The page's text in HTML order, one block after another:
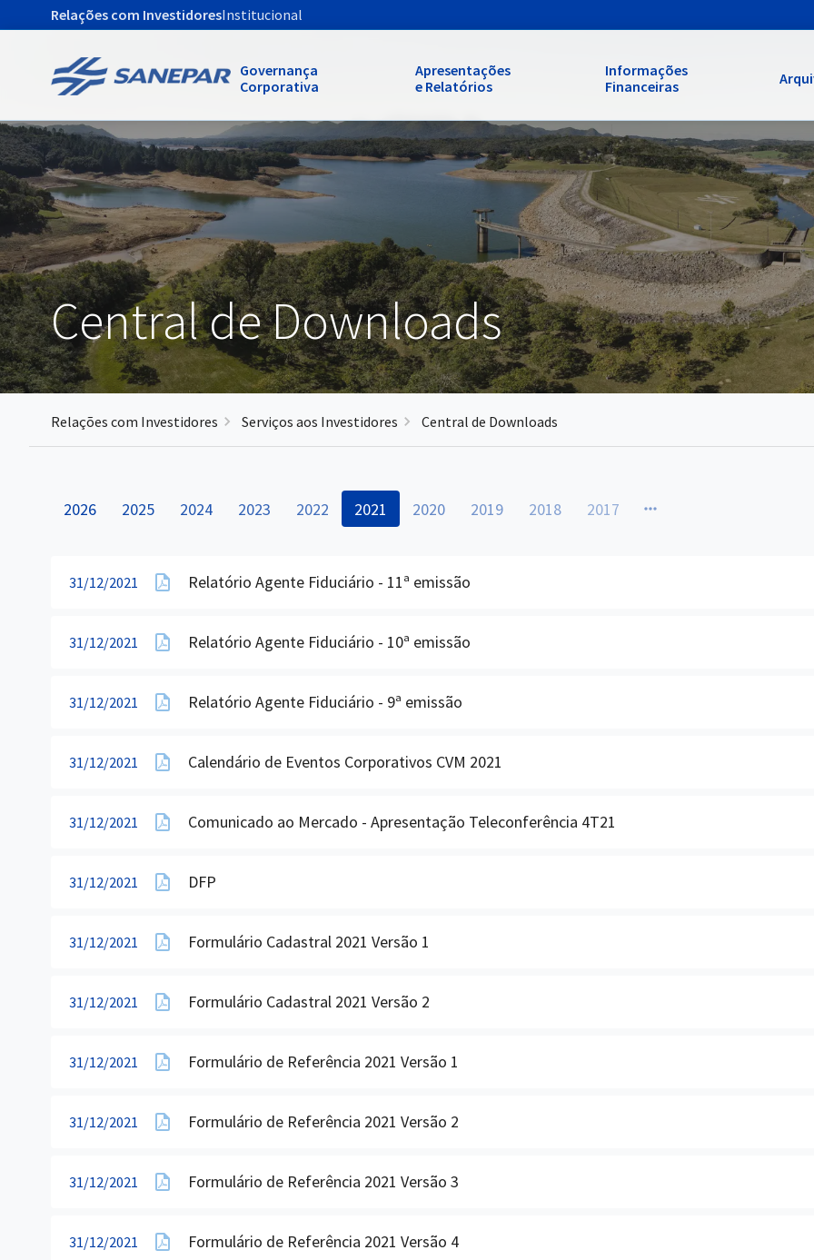
Relações com InvestidoresInstitucional
Governança
Corporativa
Apresentações
e Relatórios
Informações
Financeiras
Central de Downloads
Relações com Investidores Serviços aos Investidores Central de Downloads
2026 2025 2024 2023 2022 2021 2020 2019 2018 2017
31/12/2021 Relatório Agente Fiduciário - 11ª emissão
31/12/2021 Relatório Agente Fiduciário - 10ª emissão
31/12/2021 Relatório Agente Fiduciário - 9ª emissão
31/12/2021 Calendário de Eventos Corporativos CVM 2021
31/12/2021 Comunicado ao Mercado - Apresentação Teleconferência 4T21
31/12/2021 DFP
31/12/2021 Formulário Cadastral 2021 Versão 1
31/12/2021 Formulário Cadastral 2021 Versão 2
31/12/2021 Formulário de Referência 2021 Versão 1
31/12/2021 Formulário de Referência 2021 Versão 2
31/12/2021 Formulário de Referência 2021 Versão 3
31/12/2021 Formulário de Referência 2021 Versão 4